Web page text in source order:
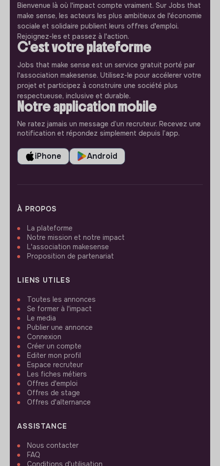
Bienvenue là où l'impact compte vraiment. Sur Jobs that
make sense, les acteurs les plus ambitieux de l'économie
sociale et solidaire publient leurs offres d'emploi.
Rejoignez-les et passez à l'action.
C'est votre plateforme
Jobs that make sense est un service gratuit porté par
l'association makesense. Utilisez-le pour accélerer votre
projet et participez à construire une société plus
respectueuse, inclusive et durable.
Notre application mobile
Ne ratez jamais un message d’un recruteur. Recevez une
notification et répondez simplement depuis l’app.
iPhone Android
À PROPOS
La plateforme
Notre mission et notre impact
L'association makesense
Proposition de partenariat
LIENS UTILES
Toutes les annonces
Se former à l'impact
Le media
Publier une annonce
Connexion
Créer un compte
Editer mon profil
Espace recruteur
Les fiches métiers
Offres d'emploi
Offres de stage
Offres d'alternance
ASSISTANCE
Nous contacter
FAQ
Conditions d'utilisation